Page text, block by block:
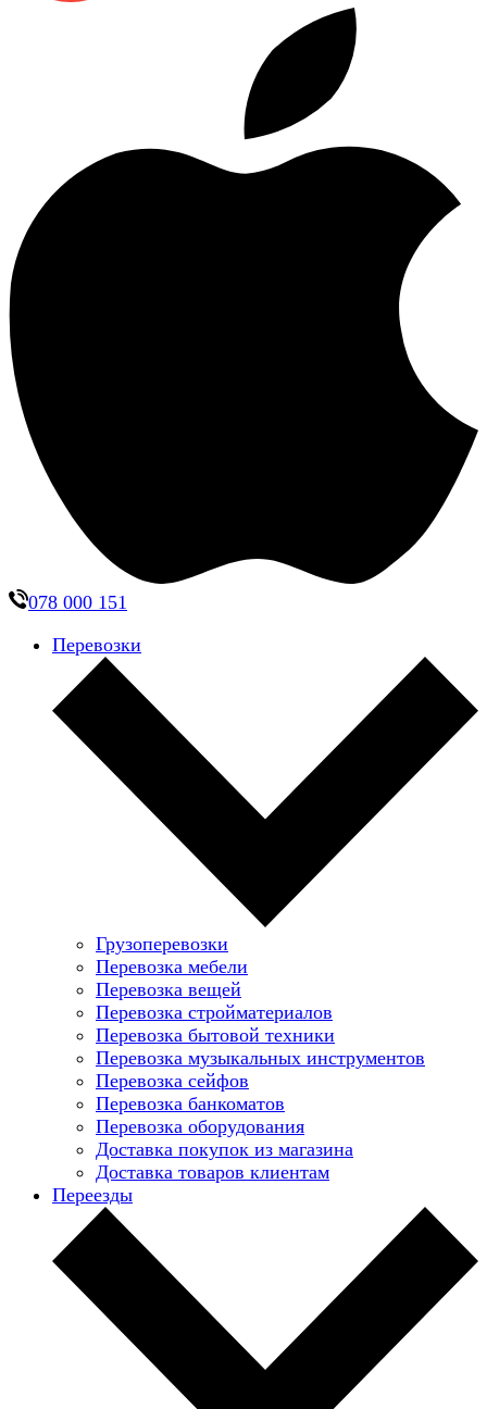
078 000 151
Перевозки
Грузоперевозки
Перевозка мебели
Перевозка вещей
Перевозка стройматериалов
Перевозка бытовой техники
Перевозка музыкальных инструментов
Перевозка сейфов
Перевозка банкоматов
Перевозка оборудования
Доставка покупок из магазина
Доставка товаров клиентам
Переезды